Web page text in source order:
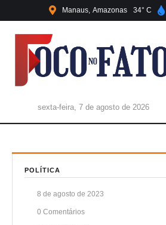
Manaus Amazonas 34
sexta-feira, 7 de agosto de 2026
POLÍTICA
8 de agosto de 2023
0 Comentários